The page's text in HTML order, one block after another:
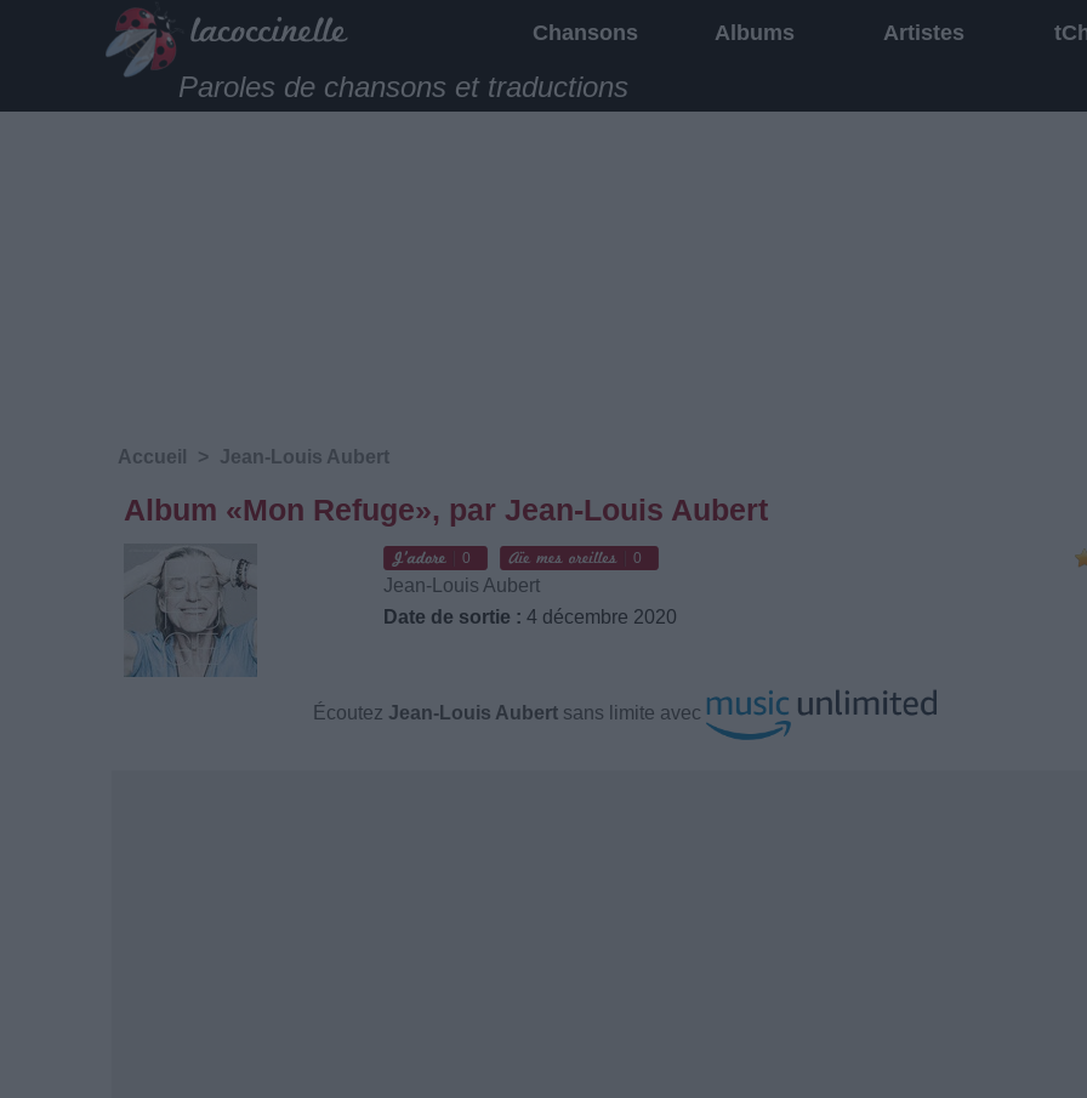
Chansons Albums Artistes
Paroles de chansons et traductions
Accueil > Jean-Louis Aubert
Album «Mon Refuge», par Jean-Louis Aubert
0 0
Jean-Louis Aubert
Date de sortie : 4 décembre 2020
Écoutez Jean-Louis Aubertsans limite avec